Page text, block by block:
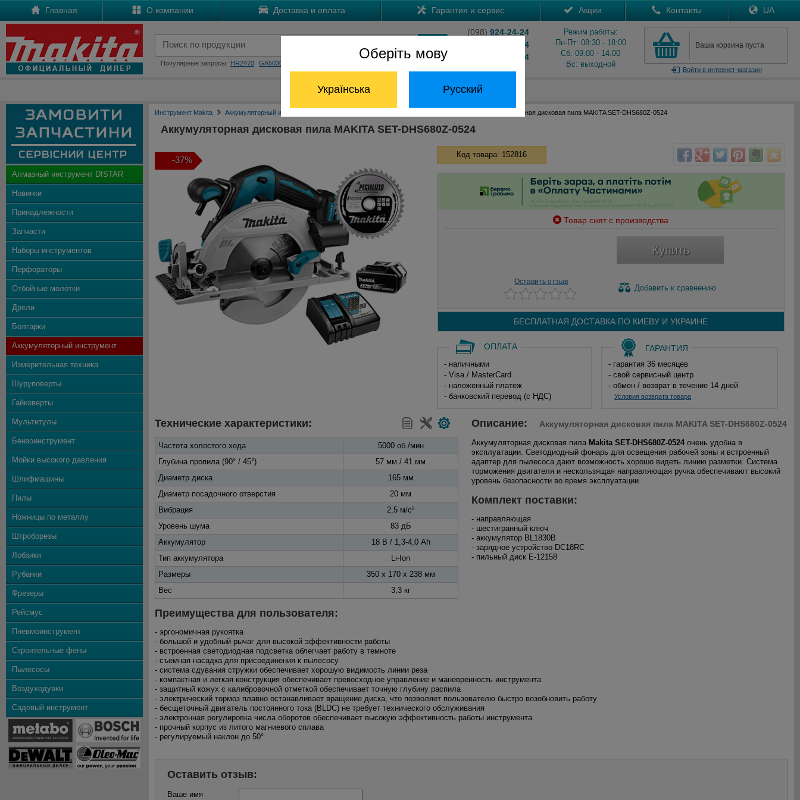
Оберіть мову
Українська Русский
Главная О компании Доставка и оплата Гарантия и сервис Акции Контакты UA
Популярные запросы: HR2470 GA5030
(098) 924-24-24
204-24-24
824-24-24
Режим работы:
Пн-Пт: 08:30 - 18:00
Сб: 09:00 - 14:00
Вс: выходной
Ваша корзина пуста
Войтив интернет-магазин
Отдел запчастей: (068) 824-24-24
Алмазный инструмент DISTAR
Новинки
Принадлежности
Запчасти
Наборы инструментов
Перфораторы
Отбойные молотки
Дрели
Болгарки
Аккумуляторный инструмент
Измерительная техника
Шуруповерты
Гайковерты
Мультитулы
Бензоинструмент
Мойки высокого давления
Шлифмашины
Пилы
Ножницы по металлу
Штроборезы
Лобзики
Рубанки
Фрезеры
Рейсмус
Пневмоинструмент
Строительные фены
Пылесосы
Воздуходувки
Садовый инструмент
Инструмент Makita Аккумуляторный инструмент Макита Аккумуляторная дисковая пила MAKITA SET-DHS680Z-0524
Аккумуляторная дисковая пила MAKITA SET-DHS680Z-0524
-37%
Код товара: 152816
Товар снят с производства
Купить
Оставить отзыв
Добавить к сравнению
БЕСПЛАТНАЯ ДОСТАВКА ПО КИЕВУ И УКРАИНЕ
ОПЛАТА
- наличными
- Visa / MasterCard
- наложенный платеж
- банковский перевод (с НДС)
ГАРАНТИЯ
- гарантия 36 месяцев
- свой сервисный центр
- обмен / возврат в течение 14 дней
Условия возврата товара
Технические характеристики:
Частота холостого хода
5000 об./мин
Глубина пропила (90° / 45°)
57 мм / 41 мм
Диаметр диска
165 мм
Диаметр посадочного отверстия
20 мм
Вибрация
2,5 м/с²
Уровень шума
83 дБ
Аккумулятор
18 В / 1,3-4,0 Ah
Тип аккумулятора
Li-Ion
Размеры
350 x 170 x 238 мм
Вес
3,3 кг
Описание: Аккумуляторная дисковая пила MAKITA SET-DHS680Z-0524
Аккумуляторная дисковая пила Makita SET-DHS680Z-0524 очень удобна в
эксплуатации. Светодиодный фонарь для освещения рабочей зоны и встроенный
адаптер для пылесоса дают возможность хорошо видеть линию разметки. Система
торможения двигателя и нескользящая направляющая ручка обеспечивают высокий
уровень безопасности во время эксплуатации.
Комплект поставки:
- направляющая
- шестигранный ключ
- аккумулятор BL1830B
- зарядное устройство DC18RC
- пильный диск E-12158
Преимущества для пользователя:
- эргономичная рукоятка
- большой и удобный рычаг для высокой эффективности работы
- встроенная светодиодная подсветка облегчает работу в темноте
- съемная насадка для присоединения к пылесосу
- система сдувания стружки обеспечивает хорошую видимость линии реза
- компактная и легкая конструкция обеспечивает превосходное управление и маневренность инструмента
- защитный кожух с калибровочной отметкой обеспечивает точную глубину распила
- электрический тормоз плавно останавливает вращение диска, что позволяет пользователю быстро возобновить работу
- бесщеточный двигатель постоянного тока (BLDC) не требует технического обслуживания
- электронная регулировка числа оборотов обеспечивает высокую эффективность работы инструмента
- прочный корпус из литого магниевого сплава
- регулируемый наклон до 50°
Оставить отзыв:
Ваше имя